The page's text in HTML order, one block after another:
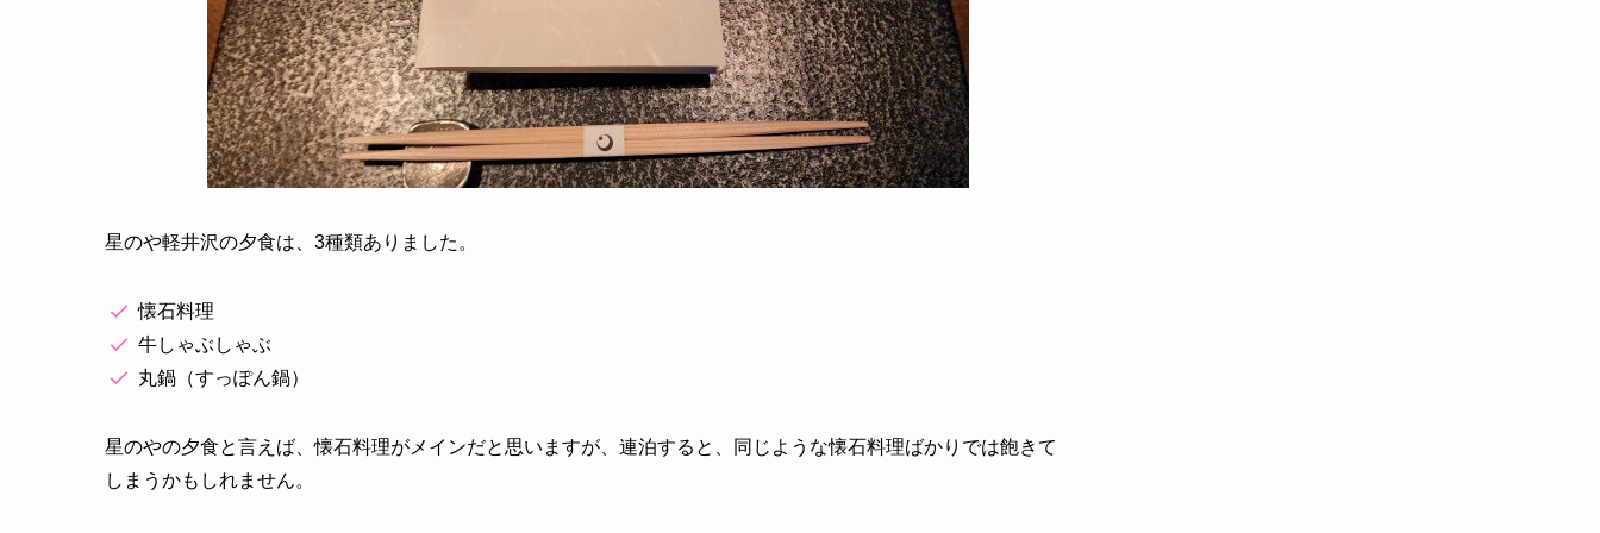
星のや軽井沢の夕食は、3種類ありました。
懐石料理
牛しゃぶしゃぶ
丸鍋（すっぽん鍋）
星のやの夕食と言えば、懐石料理がメインだと思いますが、連泊すると、同じような懐石料理ばかりでは飽きて
しまうかもしれません。